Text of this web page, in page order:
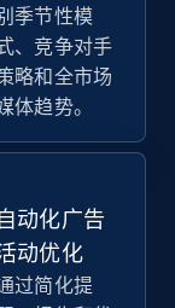
Detailed
more.
即开始
季节性模
、竞争对手
略和全市场
体趋势。
自动化广告
动优化
过简化提